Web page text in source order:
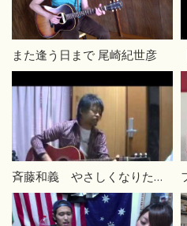
また逢う日まで 尾崎紀世彦
斉藤和義 やさしくなりたい（弾き語りコピー）